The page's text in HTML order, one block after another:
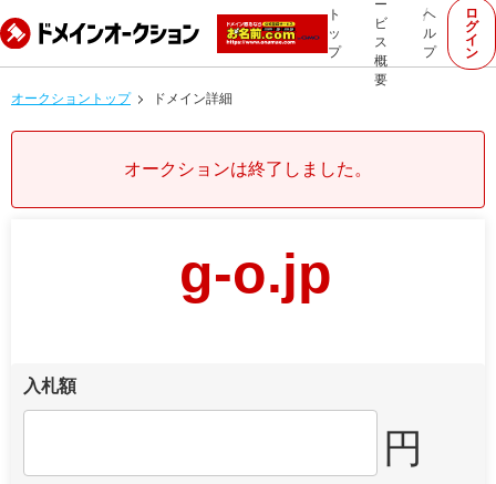
ト
ッ
プ
ー
ビ
ス
概
要
ヘ
ル
プ
ロ
グ
イ
ン
オークショントップ ドメイン詳細
オークションは終了しました。
g-o.jp
入札額
円